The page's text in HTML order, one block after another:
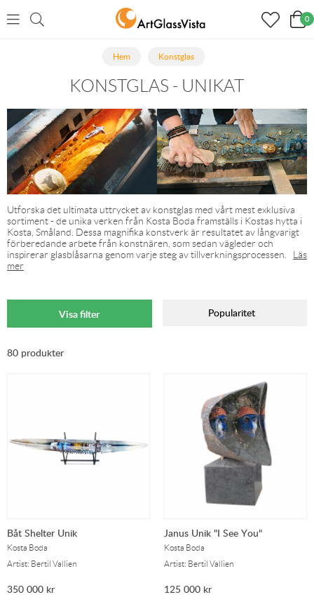
0
Hem Konstglas
KONSTGLAS - UNIKAT
Utforska det ultimata uttrycket av konstglas med vårt mest exklusiva
sortiment - de unika verken från Kosta Boda framställs i Kostas hytta i
Kosta, Småland. Dessa magnifika konstverk är resultatet av långvarigt
förberedande arbete från konstnären, som sedan vägleder och
inspirerar glasblåsarna genom varje steg av tillverkningsprocessen. Läs
mer
Visa filter Popularitet
80 produkter
Båt Shelter Unik
Kosta Boda
Artist: Bertil Vallien
350 000 kr
Janus Unik "I See You"
Kosta Boda
Artist: Bertil Vallien
125 000 kr